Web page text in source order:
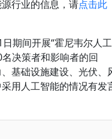
行业的信息，请点击此
期间开展“霍尼韦尔人工
决策者和影响者的回
基础设施建设、光伏、
用人工智能的情况有发